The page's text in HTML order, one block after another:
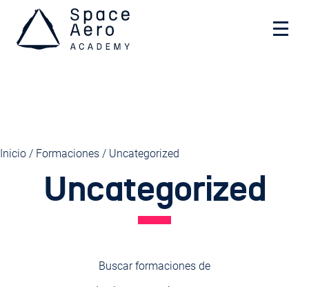
Skip
Space Aero Academy
Inicio / Formaciones / Uncategorized
Uncategorized
Buscar formaciones de